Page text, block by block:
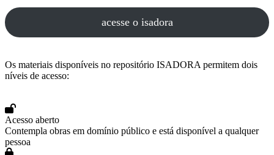
acesse o isadora
Os materiais disponíveis no repositório ISADORA permitem dois
níveis de acesso:
Acesso aberto
Contempla obras em domínio público e está disponível a qualquer
pessoa